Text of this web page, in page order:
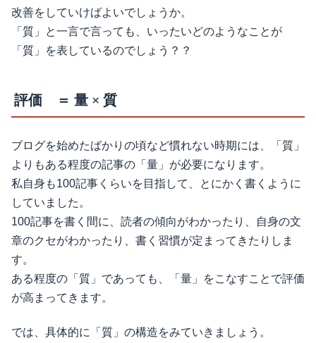
改善をしていけばよいでしょうか。
「質」と一言で言っても、いったいどのようなことが
「質」を表しているのでしょう？？
評価 ＝ 量 × 質
ブログを始めたばかりの頃など慣れない時期には、「質」
よりもある程度の記事の「量」が必要になります。
私自身も100記事くらいを目指して、とにかく書くように
していました。
100記事を書く間に、読者の傾向がわかったり、自身の文
章のクセがわかったり、書く習慣が定まってきたりしま
す。
ある程度の「質」であっても、「量」をこなすことで評価
が高まってきます。
では、具体的に「質」の構造をみていきましょう。